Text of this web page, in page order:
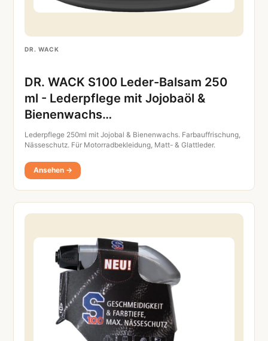
DR. WACK
DR. WACK S100 Leder-Balsam 250
ml - Lederpflege mit Jojobaöl &
Bienenwachs…
Lederpflege 250ml mit Jojobal & Bienenwachs. Farbauffrischung,
Nässeschutz. Für Motorradbekleidung, Matt- & Glattleder.
Ansehen →